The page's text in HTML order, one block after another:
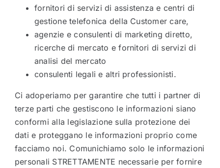
fornitori di servizi di assistenza e centri di
gestione telefonica della Customer care,
agenzie e consulenti di marketing diretto,
ricerche di mercato e fornitori di servizi di
analisi del mercato
consulenti legali e altri professionisti.
Ci adoperiamo per garantire che tutti i partner di
terze parti che gestiscono le informazioni siano
conformi alla legislazione sulla protezione dei
dati e proteggano le informazioni proprio come
facciamo noi. Comunichiamo solo le informazioni
personali STRETTAMENTE necessarie per fornire